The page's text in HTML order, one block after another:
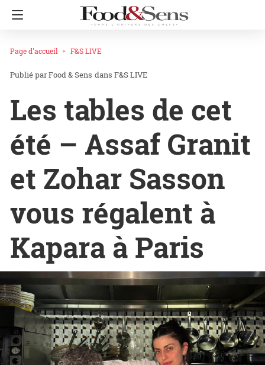
Page d'accueil F&S LIVE
Food & Sens dans F&S LIVE
Les tables de cet
été – Assaf Granit
et Zohar Sasson
vous régalent à
Kapara à Paris